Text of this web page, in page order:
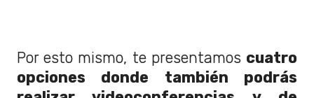
Por esto mismo, te presentamos cuatro
opciones donde también podrás